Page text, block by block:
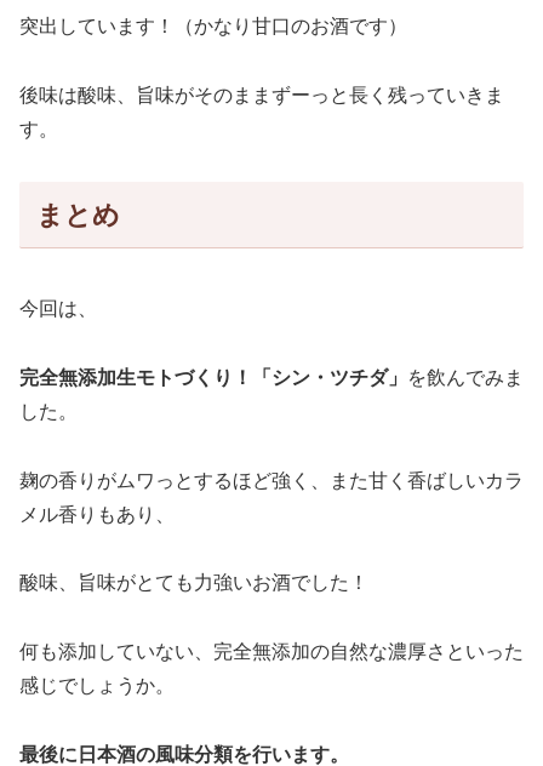
突出しています！（かなり甘口のお酒です）
後味は酸味、旨味がそのままずーっと長く残っていきま
す。
まとめ
今回は、
完全無添加生モトづくり！「 シン・ツチダ」
を飲んでみま
した。
麹の香りがムワっとするほど強く、また甘く香ばしいカラ
メル香りもあり、
酸味、旨味がとても力強いお酒でした！
何も添加していない、完全無添加の自然な濃厚さといった
感じでしょうか。
最後に日本酒の風味分類を行います。